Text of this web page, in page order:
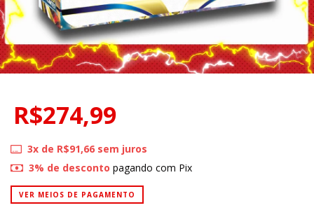
R$274,99
3x de R$91,66sem juros
3% de desconto pagando com Pix
VER MEIOS DE PAGAMENTO